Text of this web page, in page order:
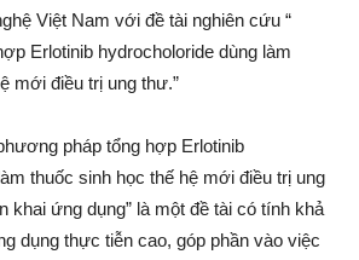
Việt Nam với đề tài nghiên cứu “
Erlotinib hydrocholoride dùng làm
mới điều trị ung thư.”
pháp tổng hợp Erlotinib
thuốc sinh học thế hệ mới điều trị ung
khai ứng dụng” là một đề tài có tính khả
dụng thực tiễn cao, góp phần vào việc